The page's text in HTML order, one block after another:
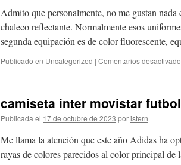
Admito que personalmente, no me gustan
chaleco reflectante. Normalmente esos
segunda equipación es de color fluorescente,
Publicado en Uncategorized | Comentarios
camiseta inter movistar
Publicada el 17 de octubre de 2023 poristern
Me llama la atención que este año Adidas ha
rayas de colores parecidos al color principal de